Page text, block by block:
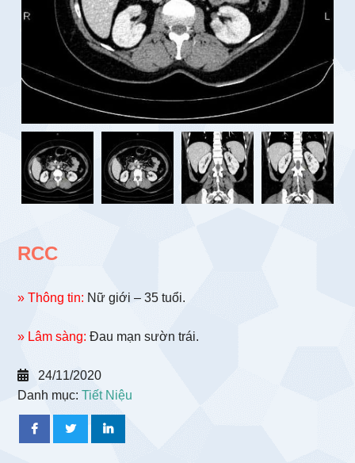
RCC
» Thông tin: Nữ giới – 35 tuổi.
» Lâm sàng: Đau mạn sườn trái.
24/11/2020
Danh mục:Tiết Niệu